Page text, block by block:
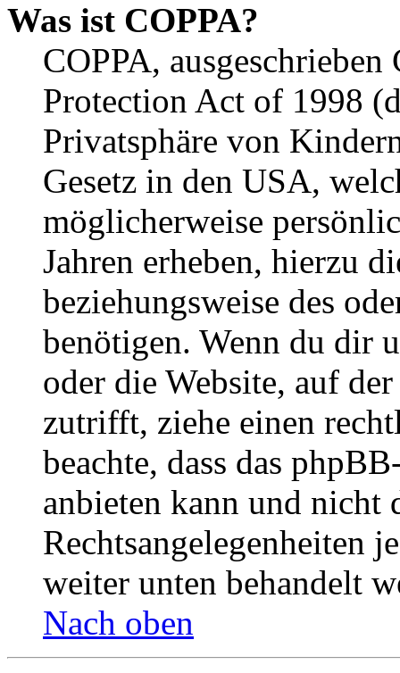
Was ist COPPA?
COPPA,
Protection Act of 1998
Privatsphäre von
Gesetz in den USA,
möglicherweise
Jahren erheben, hierzu
beziehungsweise des
benötigen. Wenn du dir
oder die Website, auf
zutrifft, ziehe einen
beachte, dass das
anbieten kann und nicht
Rechtsangelegenheiten
weiter unten behandelt
Nach oben